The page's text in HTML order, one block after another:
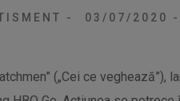
- 03/07/2020 -
(„Cei ce